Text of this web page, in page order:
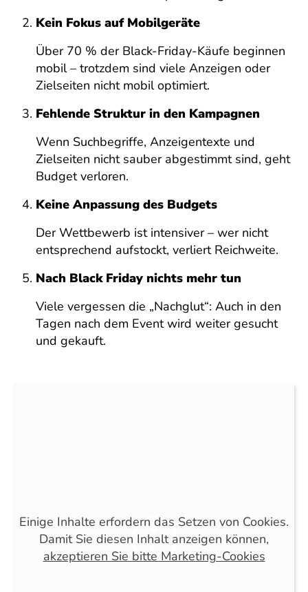
Kein Fokus auf Mobilgeräte
Über 70 % der Black-Friday-Käufe beginnen
mobil – trotzdem sind viele Anzeigen oder
Zielseiten nicht mobil optimiert.
Fehlende Struktur in den Kampagnen
Wenn Suchbegriffe, Anzeigentexte und
Zielseiten nicht sauber abgestimmt sind, geht
Budget verloren.
Keine Anpassung des Budgets
Der Wettbewerb ist intensiver – wer nicht
entsprechend aufstockt, verliert Reichweite.
Nach Black Friday nichts mehr tun
Viele vergessen die „Nachglut“: Auch in den
Tagen nach dem Event wird weiter gesucht
und gekauft.
Einige Inhalte erfordern das Setzen von Cookies.
Damit Sie diesen Inhalt anzeigen können,
akzeptieren Sie bitte Marketing-Cookies